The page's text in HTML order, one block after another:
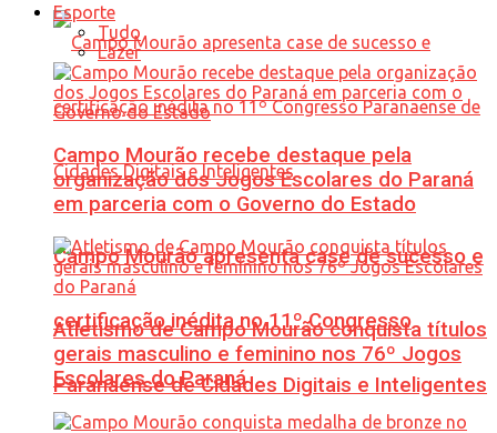
Campo Mourão apresenta case de sucesso e
certificação inédita no 11º Congresso
Paranaense de Cidades Digitais e Inteligentes
Esporte
Tudo
Lazer
Campo Mourão recebe destaque pela
organização dos Jogos Escolares do Paraná
em parceria com o Governo do Estado
Atletismo de Campo Mourão conquista títulos
gerais masculino e feminino nos 76º Jogos
Escolares do Paraná